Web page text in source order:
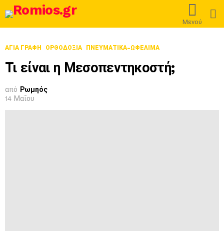
Μενού
ΑΓΙΑ ΓΡΑΦΗ ΟΡΘΟΔΟΞΊΑ ΠΝΕΥΜΑΤΙΚΑ-ΩΦΕΛΙΜΑ
Τι είναι η Μεσοπεντηκοστή;
από Ρωμηός
14 Μαΐου